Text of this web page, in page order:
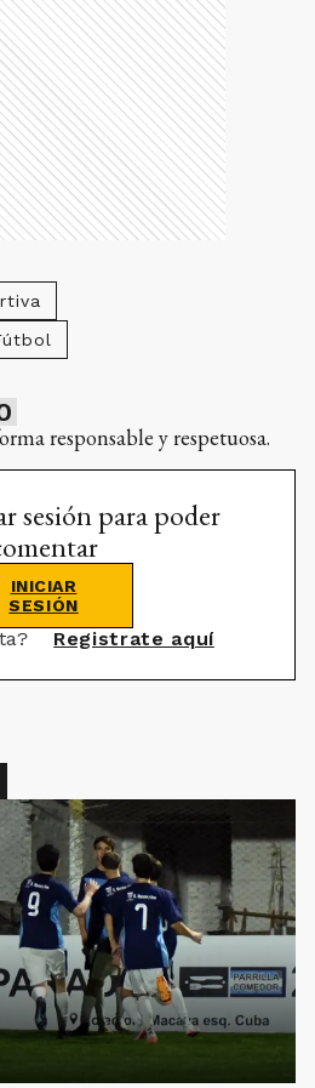
responsable y respetuosa.
sesión para poder
INICIAR
SESIÓN
Registrate aquí